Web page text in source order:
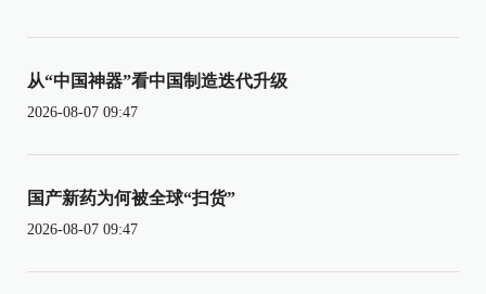
从“中国神器”看中国制造迭代升级
2026-08-07 09:47
国产新药为何被全球“扫货”
2026-08-07 09:47